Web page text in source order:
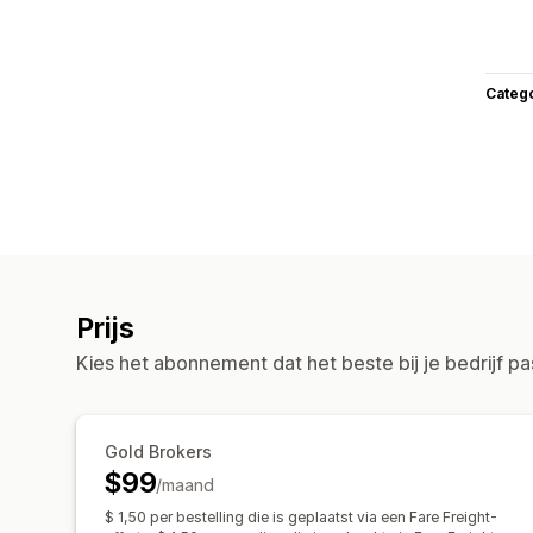
Prijs
Kies het abonnement dat het beste bij je bedrijf
Gold Brokers
$99/maand
$ 1,50 per bestelling die is geplaatst via een Fare Freight-